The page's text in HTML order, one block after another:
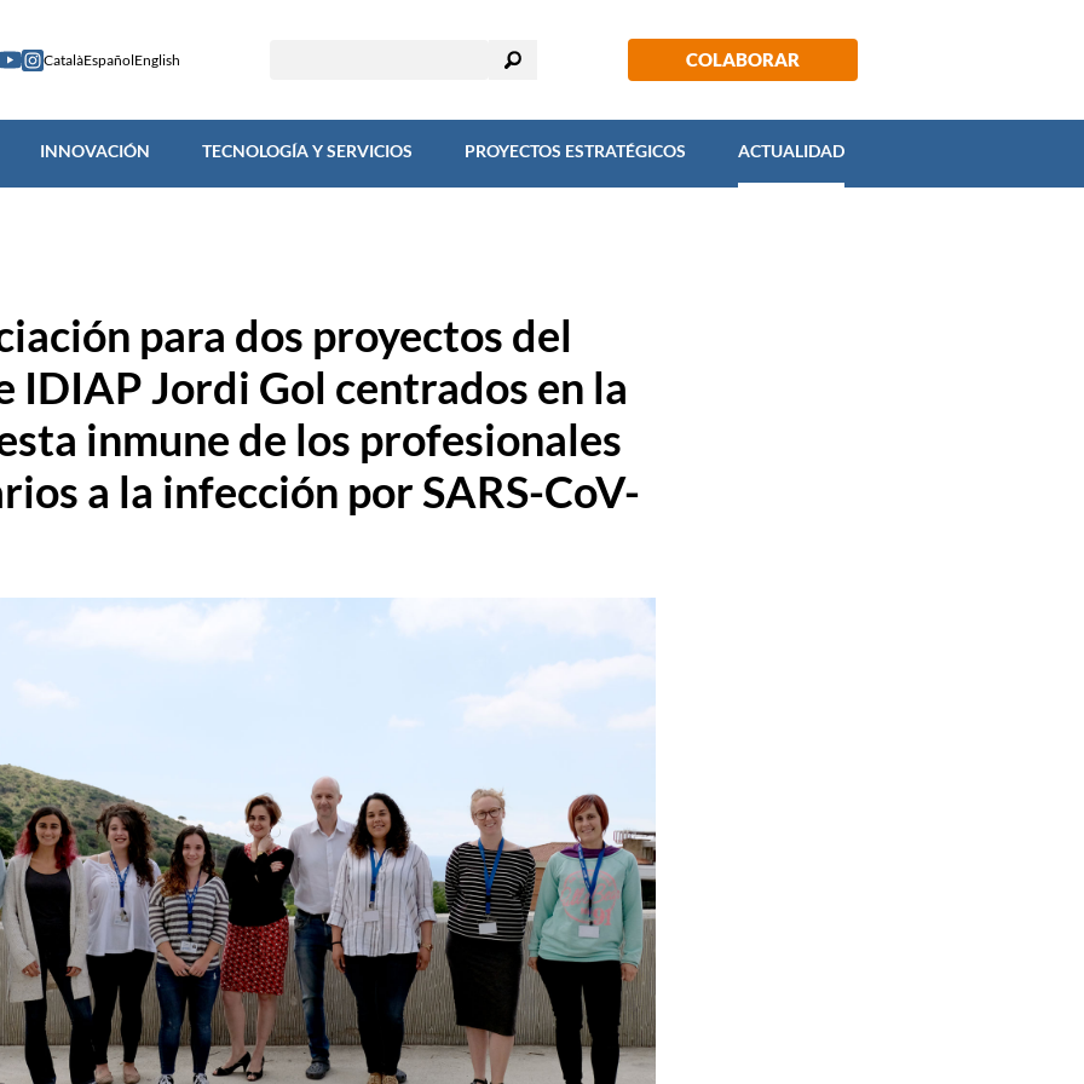
CatalàEspañolEnglish COLABORAR
INNOVACIÓN TECNOLOGÍA Y SERVICIOS PROYECTOS ESTRATÉGICOS ACTUALIDAD
para dos proyectos del
IDIAP Jordi Gol centrados en la
inmune de los profesionales
a la infección por SARS-CoV-